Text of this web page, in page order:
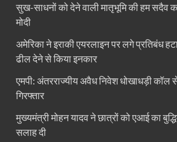
सुख-साधनों को देने वाली मातृभूमि की हम सदैव
मोदी
अमेरिका ने इराकी एयरलाइन पर लगे प्रतिबंध
ढील देने से किया इनकार
एमपी: अंतरराज्यीय अवैध निवेश धोखाधड़ी कॉल
गिरफ्तार
मुख्यमंत्री मोहन यादव ने छात्रों को एआई का
सलाह दी